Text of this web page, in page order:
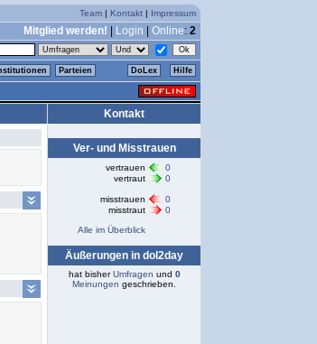
Team | Kontakt | Impressum
Mitglied werden! Login Online: 2
Parteien DoLex Hilfe
Kontakt
Ver- und Misstrauen
vertrauen
0
vertraut
0
misstrauen
0
misstraut
0
Alle im Überblick
Äußerungen in dol2day
hat bisherUmfragen und 0
Meinungen geschrieben.